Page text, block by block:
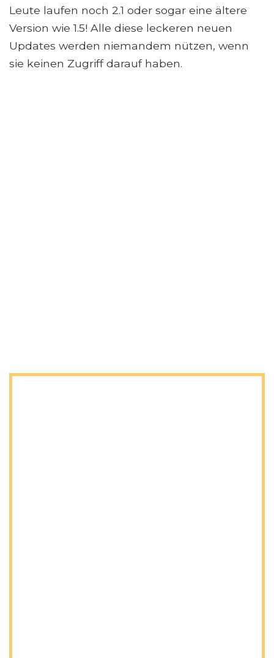
Leute laufen noch 2.1 oder sogar eine ältere
Version wie 1.5! Alle diese leckeren neuen
Updates werden niemandem nützen, wenn
sie keinen Zugriff darauf haben.